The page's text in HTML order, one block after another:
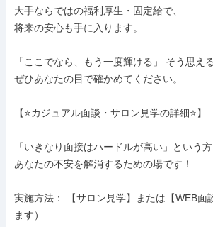
大手ならではの福利厚生・固定給で、
将来の安心も手に入ります。
「ここでなら、もう一度輝ける」 そう思え
ぜひあなたの目で確かめてください。
【⭐カジュアル面談・サロン見学の詳細⭐】
「いきなり面接はハードルが高い」という
あなたの不安を解消するための場です！
実施方法： 【サロン見学】または【WEB面
ます）